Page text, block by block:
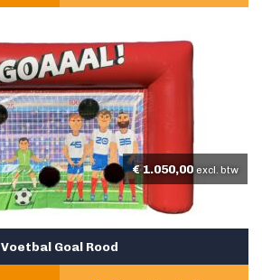
Voetbal Goal Rood
€1.050,00 excl. btw